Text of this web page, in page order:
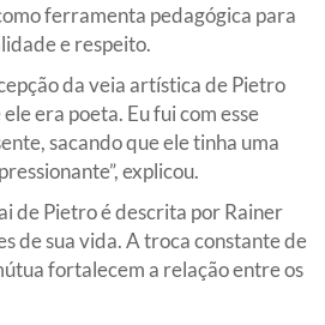
ferramenta pedagógica para
e respeito.
da veia artística de Pietro
era poeta. Eu fui com esse
sacando que ele tinha uma
explicou.
de Pietro é descrita por Rainer
de sua vida. A troca constante de
fortalecem a relação entre os